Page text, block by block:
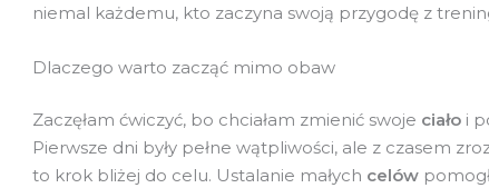
niemal każdemu, kto zaczyna swoją przygodę z
Dlaczego warto zacząć mimo obaw
Zaczęłam ćwiczyć, bo chciałam zmienić swoje ciało i
Pierwsze dni były pełne wątpliwości, ale z czasem
to krok bliżej do celu. Ustalanie małych celów